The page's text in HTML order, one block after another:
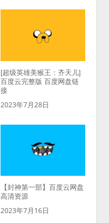
[超级英雄美猴王：齐天儿]
百度云完整版 百度网盘链
接
2023年7月28日
【封神第一部】百度云网盘
高清资源
2023年7月16日